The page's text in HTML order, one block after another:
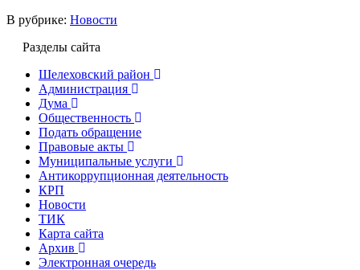
В рубрике: Новости
Разделы сайта
Шелеховский район
Администрация
Дума
Общественность
Подать обращение
Правовые акты
Муниципальные услуги
Антикоррупционная деятельность
КРП
Новости
ТИК
Карта сайта
Архив
Электронная очередь